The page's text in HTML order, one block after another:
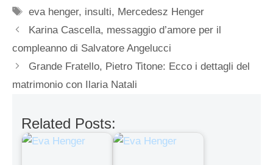
Tag
eva henger, insulti, Mercedesz Henger
Karina Cascella, messaggio d’amore per il
compleanno di Salvatore Angelucci
Grande Fratello, Pietro Titone: Ecco i dettagli del
matrimonio con Ilaria Natali
Related Posts: